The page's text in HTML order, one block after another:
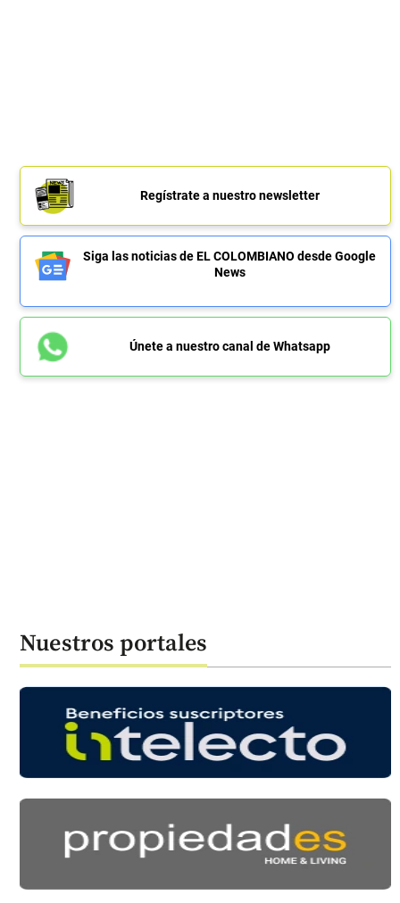
Regístrate a nuestro newsletter
Siga las noticias de EL COLOMBIANO desde Google
News
Únete a nuestro canal de Whatsapp
Nuestros portales